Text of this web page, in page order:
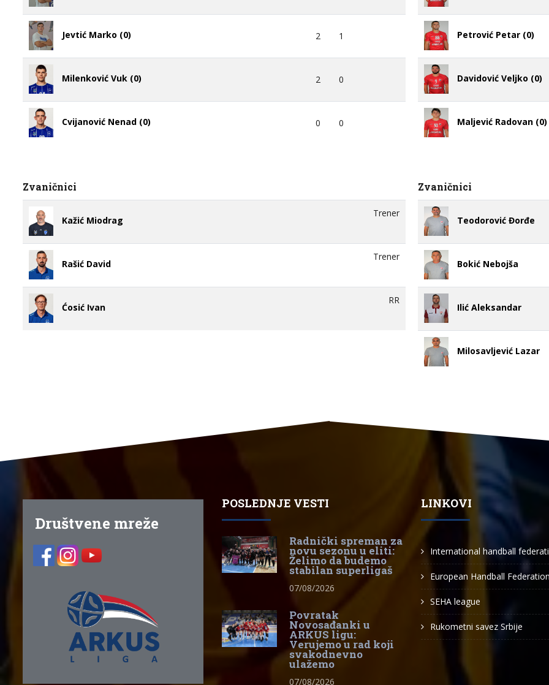
Jevtić Marko (0) 2 1
Milenković Vuk (0) 2 0
Cvijanović Nenad (0) 0 0
Zvaničnici
Kažić Miodrag
Trener
Rašić David
Trener
Ćosić Ivan
RR
Petrović Petar (0)
Davidović Veljko (0)
Maljević Radovan (0)
Zvaničnici
Teodorović Đorđe
Bokić Nebojša
Ilić Aleksandar
Milosavljević Lazar
Društvene mreže
POSLEDNJE VESTI
Radnički spreman za
novu sezonu u eliti:
Želimo da budemo
stabilan superligaš
07/08/2026
Povratak
Novosađanki u
ARKUS ligu:
Verujemo u rad koji
svakodnevno
ulažemo
07/08/2026
LINKOVI
International handball
European Handball Federation
SEHA league
Rukometni savez Srbije